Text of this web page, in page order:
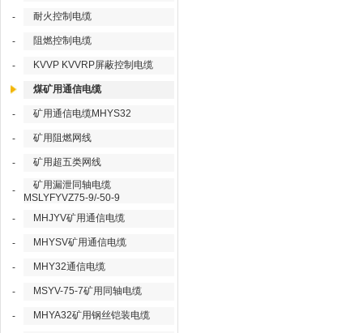
- 耐火控制电缆
- 阻燃控制电缆
- KVVP KVVRP屏蔽控制电缆
煤矿用通信电缆
- 矿用通信电缆MHYS32
- 矿用阻燃网线
- 矿用超五类网线
-
矿用漏泄同轴电缆
MSLYFYVZ75-9/-50-9
-
MHJYV矿用通信电缆
- MHYSV矿用通信电缆
- MHY32通信电缆
- MSYV-75-7矿用同轴电缆
- MHYA32矿用钢丝铠装电缆